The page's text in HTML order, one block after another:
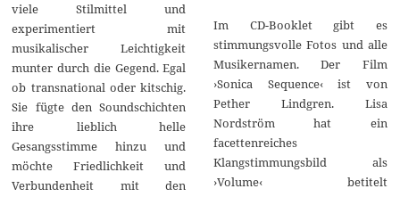
viele Stilmittel und
experimentiert mit
musikalischer Leichtigkeit
munter durch die Gegend. Egal
ob transnational oder kitschig.
Sie fügte den Soundschichten
ihre lieblich helle
Gesangsstimme hinzu und
möchte Friedlichkeit und
Verbundenheit mit den
Im CD-Booklet gibt es
stimmungsvolle Fotos und alle
Musikernamen. Der Film
›Sonica Sequence‹ ist von
Pether Lindgren. Lisa
Nordström hat ein
facettenreiches
Klangstimmungsbild als
›Volume‹ betitelt